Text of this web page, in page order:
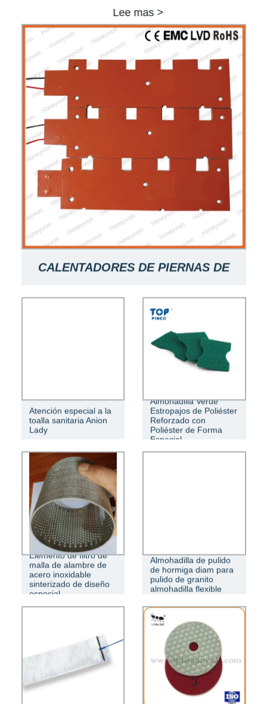
Lee mas >
CALENTADORES DE PIERNAS DE
SILICONA DE FORMA ESPECIAL
CALENTADORES DE PIERNAS DE
SILICONA MAT
Atención especial a la
toalla sanitaria Anion
Lady
Almohadilla Verde
Estropajos de Poliéster
Reforzado con
Poliéster de Forma
Especial
Elemento de filtro de
malla de alambre de
acero inoxidable
sinterizado de diseño
especial
Almohadilla de pulido
de hormiga diam para
pulido de granito
almohadilla flexible